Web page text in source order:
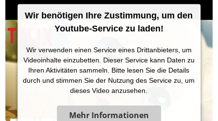
Wir benötigen Ihre Zustimmung, um den
Youtube-Service zu laden!
Wir verwenden einen Service eines Drittanbieters, um
Videoinhalte einzubetten. Dieser Service kann Daten zu
Ihren Aktivitäten sammeln. Bitte lesen Sie die Details
durch und stimmen Sie der Nutzung des Service zu, um
dieses Video anzusehen.
Mehr Informationen